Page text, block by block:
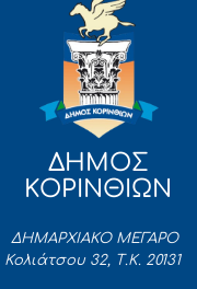
ΔΗΜΟΣ
ΚΟΡΙΝΘΙΩΝ
ΔΗΜΑΡΧΙΑΚΟ ΜΕΓΑΡΟ
Κολιάτσου 32, Τ.Κ. 20131